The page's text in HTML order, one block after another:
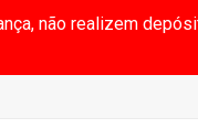
não realizem